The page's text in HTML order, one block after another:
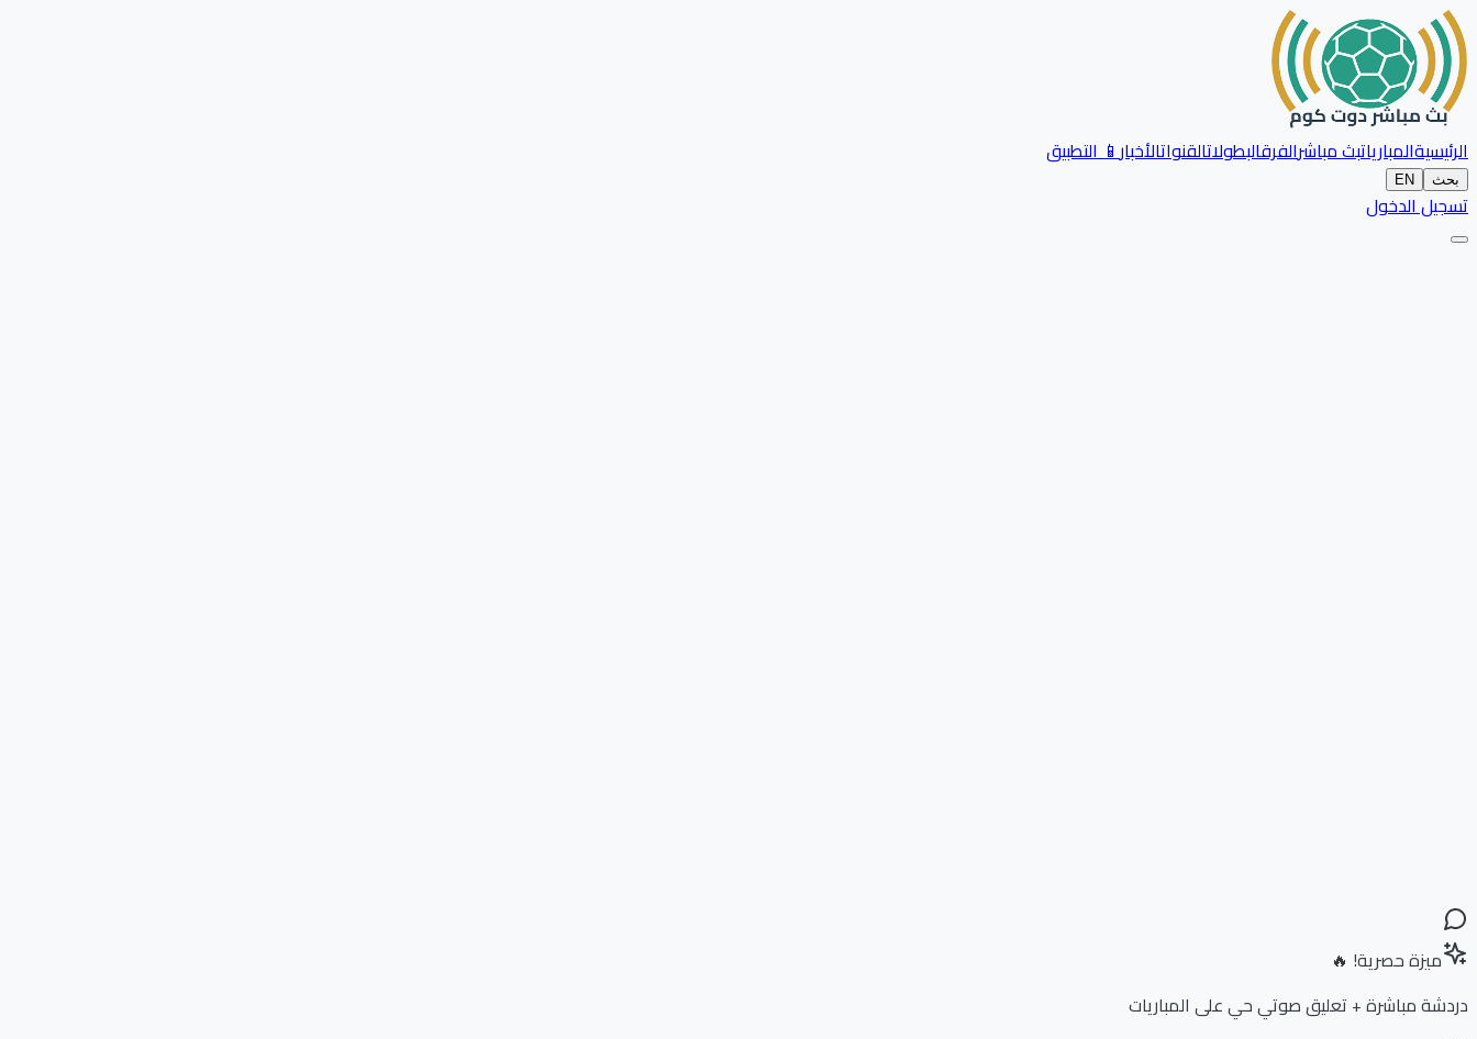
الرئيسيةالمبارياتبث مباشرالفرقالبطولاتالقنواتالأخبار📱 التطبيق
بحث EN
تسجيل الدخول
ميزة حصرية! 🔥
دردشة مباشرة + تعليق صوتي حي على المباريات